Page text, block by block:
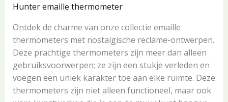
Hunter emaille thermometer
Ontdek de charme van onze collectie emaille
thermometers met nostalgische reclame-ontwerpen.
Deze prachtige thermometers zijn meer dan alleen
gebruiksvoorwerpen; ze zijn een stukje verleden en
voegen een uniek karakter toe aan elke ruimte. Deze
thermometers zijn niet alleen functioneel, maar ook